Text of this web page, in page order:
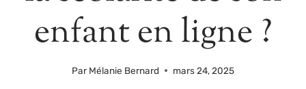
enfant en ligne ?
Par Mélanie Bernard mars 24, 2025